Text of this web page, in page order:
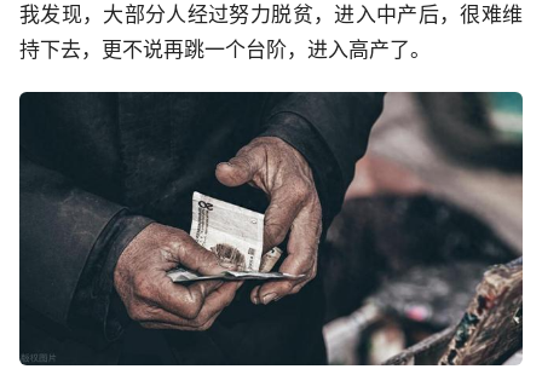
我发现，大部分人经过努力脱贫，进入中产后，很难维
持下去，更不说再跳一个台阶，进入高产了。